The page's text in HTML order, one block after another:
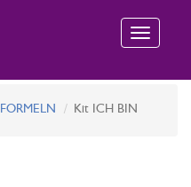
Toggle
FORMELN Kit ICH BIN